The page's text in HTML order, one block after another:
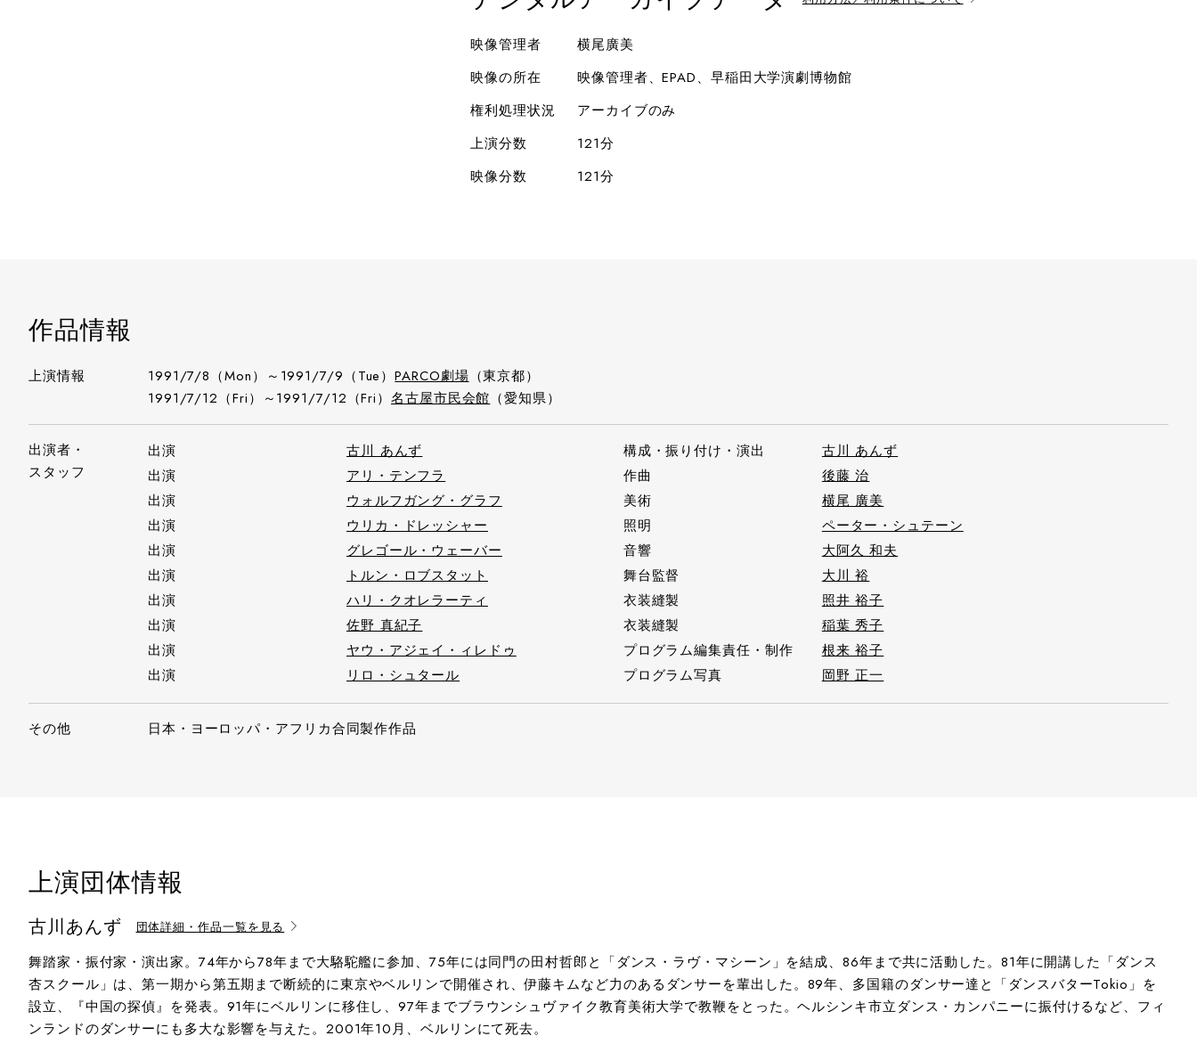
映像管理者
横尾廣美
映像の所在
映像管理者、EPAD、早稲田大学演劇博物館
権利処理状況
アーカイブのみ
上演分数
121分
映像分数
121分
作品情報
上演情報 1991/7/8（Mon）～1991/7/9（Tue）PARCO劇場 （東京都）
1991/7/12（Fri）～1991/7/12（Fri）名古屋市民会館 （愛知県）
出演者・
スタッフ
出演
古川 あんず
出演
アリ・テンフラ
出演
ウォルフガング・グラフ
出演
ウリカ・ドレッシャー
出演
グレゴール・ウェーバー
出演
トルン・ロブスタット
出演
ハリ・クオレラーティ
出演
佐野 真紀子
出演
ヤウ・アジェイ・ィレドゥ
出演
リロ・シュタール
構成・振り付け・演出
古川 あんず
作曲
後藤 治
美術
横尾 廣美
照明
ペーター・シュテーン
音響
大阿久 和夫
舞台監督
大川 裕
衣装縫製
照井 裕子
衣装縫製
稲葉 秀子
プログラム編集責任・制作
根来 裕子
プログラム写真
岡野 正一
その他 日本・ヨーロッパ・アフリカ合同製作作品
上演団体情報
古川あんず 団体詳細・作品一覧を見る
舞踏家・振付家・演出家。74年から78年まで大駱駝艦に参加、75年には同門の田村哲郎と「ダンス・ラヴ・マシーン」を結成、86年まで共に活動した。81年に開講した「ダンス
杏スクール」は、第一期から第五期まで断続的に東京やベルリンで開催され、伊藤キムなど力のあるダンサーを輩出した。89年、多国籍のダンサー達と「ダンスバターTokio」を
設立、『中国の探偵』を発表。91年にベルリンに移住し、97年までブラウンシュヴァイク教育美術大学で教鞭をとった。ヘルシンキ市立ダンス・カンパニーに振付けるなど、フィ
ンランドのダンサーにも多大な影響を与えた。2001年10月、ベルリンにて死去。